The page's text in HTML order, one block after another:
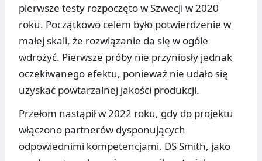
pierwsze testy rozpoczęto w Szwecji w 2020
roku. Początkowo celem było potwierdzenie w
małej skali, że rozwiązanie da się w ogóle
wdrożyć. Pierwsze próby nie przyniosły jednak
oczekiwanego efektu, ponieważ nie udało się
uzyskać powtarzalnej jakości produkcji.
Przełom nastąpił w 2022 roku, gdy do projektu
włączono partnerów dysponujących
odpowiednimi kompetencjami. DS Smith, jako